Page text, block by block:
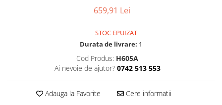
659,91 Lei
STOC EPUIZAT
Durata de livrare: 1
Cod Produs: H605A
Ai nevoie de ajutor? 0742 513 553
Adauga la Favorite Cere informatii